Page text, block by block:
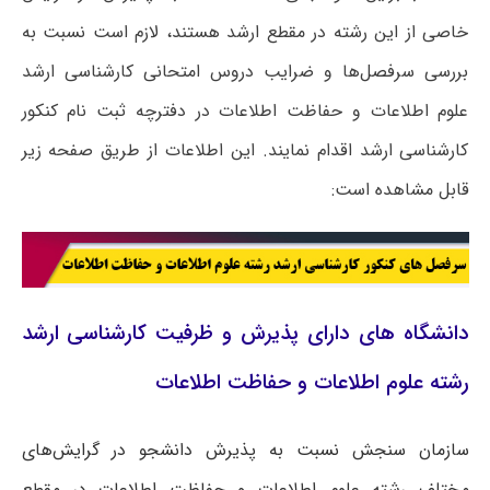
خاصی از این رشته در مقطع ارشد هستند، لازم است نسبت به
بررسی سرفصل‌ها و ضرایب دروس امتحانی کارشناسی ارشد
علوم اطلاعات و حفاظت اطلاعات در دفترچه ثبت نام کنکور
کارشناسی ارشد اقدام نمایند. این اطلاعات از طریق صفحه زیر
قابل مشاهده است:
دانشگاه های دارای پذیرش و ظرفیت کارشناسی ارشد
رشته علوم اطلاعات و حفاظت اطلاعات
سازمان سنجش نسبت به پذیرش دانشجو در گرایش‌های